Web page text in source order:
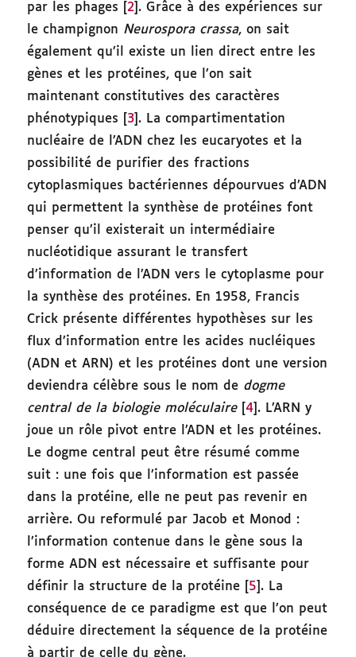
par les phages [ 2 ]. Grâce à des expériences sur
le champignon Neurospora crassa, on sait
également qu’il existe un lien direct entre les
gènes et les protéines, que l’on sait
maintenant constitutives des caractères
phénotypiques [ 3 ]. La compartimentation
nucléaire de l’ADN chez les eucaryotes et la
possibilité de purifier des fractions
cytoplasmiques bactériennes dépourvues d’ADN
qui permettent la synthèse de protéines font
penser qu’il existerait un intermédiaire
nucléotidique assurant le transfert
d’information de l’ADN vers le cytoplasme pour
la synthèse des protéines. En 1958, Francis
Crick présente différentes hypothèses sur les
flux d’information entre les acides nucléiques
(ADN et ARN) et les protéines dont une version
deviendra célèbre sous le nom de dogme
central de la biologie moléculaire[4 ]. L’ARN y
joue un rôle pivot entre l’ADN et les protéines.
Le dogme central peut être résumé comme
suit : une fois que l’information est passée
dans la protéine, elle ne peut pas revenir en
arrière. Ou reformulé par Jacob et Monod :
l’information contenue dans le gène sous la
forme ADN est nécessaire et suffisante pour
définir la structure de la protéine [ 5 ]. La
conséquence de ce paradigme est que l’on peut
déduire directement la séquence de la protéine
à partir de celle du gène.